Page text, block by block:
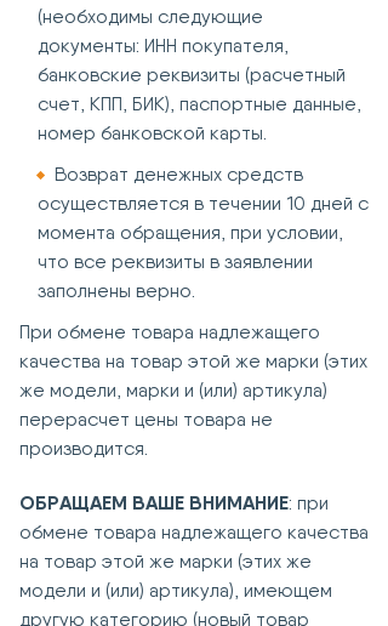
(необходимы следующие
документы: ИНН покупателя,
банковские реквизиты (расчетный
счет, КПП, БИК), паспортные данные,
номер банковской карты.
Возврат денежных средств
осуществляется в течении 10 дней с
момента обращения, при условии,
что все реквизиты в заявлении
заполнены верно.
При обмене товара надлежащего
качества на товар этой же марки (этих
же модели, марки и (или) артикула)
перерасчет цены товара не
производится.
ОБРАЩАЕМ ВАШЕ ВНИМАНИЕ: при
обмене товара надлежащего качества
на товар этой же марки (этих же
модели и (или) артикула), имеющем
другую категорию (новый товар